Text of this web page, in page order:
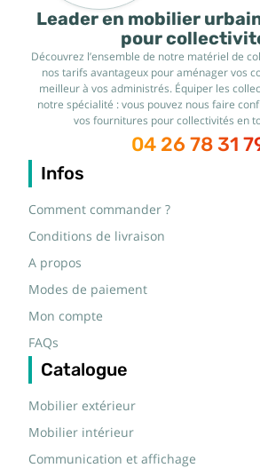
Leader en mobilier
pour
Découvrez l’ensemble de notre matériel de
nos tarifs avantageux pour aménager vos
meilleur à vos administrés. Équiper les
notre spécialité : vous pouvez nous faire
vos fournitures pour collectivités en
04 26 78 31
Infos
Comment commander ?
Conditions de livraison
A propos
Modes de paiement
Mon compte
FAQs
Catalogue
Mobilier extérieur
Mobilier intérieur
Communication et affichage